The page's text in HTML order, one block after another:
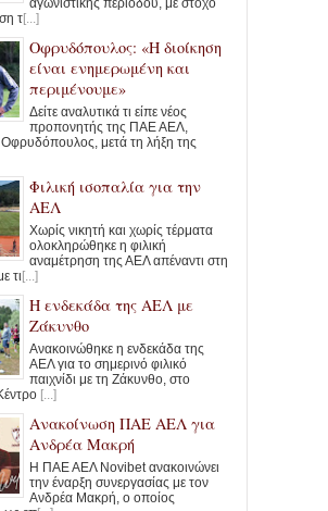
τ[...]
Οφρυδόπουλος: «Η διοίκηση
είναι ενημερωμένη και
περιμένουμε»
Δείτε αναλυτικά τι είπε νέος
προπονητής της ΠΑΕ ΑΕΛ,
μετά τη λήξη της
Φιλική ισοπαλία για την
ΑΕΛ
Χωρίς νικητή και χωρίς τέρματα
ολοκληρώθηκε η φιλική
αναμέτρηση της ΑΕΛ απέναντι στη
τι[...]
Η ενδεκάδα της ΑΕΛ με
Ζάκυνθο
Ανακοινώθηκε η ενδεκάδα της
ΑΕΛ για το σημερινό φιλικό
παιχνίδι με τη Ζάκυνθο, στο
[...]
Ανακοίνωση ΠΑΕ ΑΕΛ για
Ανδρέα Μακρή
Η ΠΑΕ ΑΕΛ Novibet ανακοινώνει
την έναρξη συνεργασίας με τον
Ανδρέα Μακρή, ο οποίος